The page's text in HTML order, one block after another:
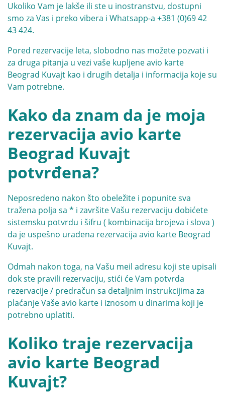
Ukoliko Vam je lakše ili ste u inostranstvu, dostupni
smo za Vas i preko vibera i Whatsapp-a +381 (0)69 42
43 424.
Pored rezervacije leta, slobodno nas možete pozvati i
za druga pitanja u vezi vaše kupljene avio karte
Beograd Kuvajt kao i drugih detalja i informacija koje su
Vam potrebne.
Kako da znam da je moja
rezervacija avio karte
Beograd Kuvajt
potvrđena?
Neposredeno nakon što obeležite i popunite sva
tražena polja sa * i završite Vašu rezervaciju dobićete
sistemsku potvrdu i šifru ( kombinacija brojeva i slova )
da je uspešno urađena rezervacija avio karte Beograd
Kuvajt.
Odmah nakon toga, na Vašu meil adresu koji ste upisali
dok ste pravili rezervaciju, stići će Vam potvrda
rezervacije / predračun sa detaljnim instrukcijima za
plaćanje Vaše avio karte i iznosom u dinarima koji je
potrebno uplatiti.
Koliko traje rezervacija
avio karte Beograd
Kuvajt?